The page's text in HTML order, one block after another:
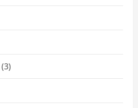
(3)